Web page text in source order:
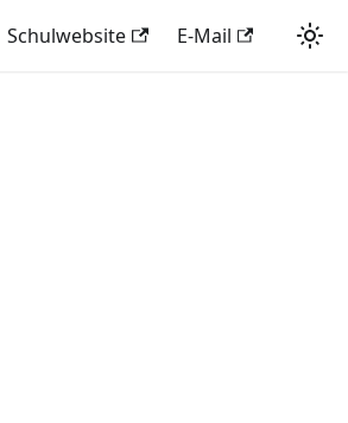
Schulwebsite E-Mail